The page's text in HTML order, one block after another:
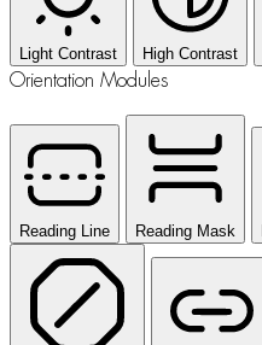
Light Contrast High Contrast
Orientation Modules
Reading Line Reading Mask